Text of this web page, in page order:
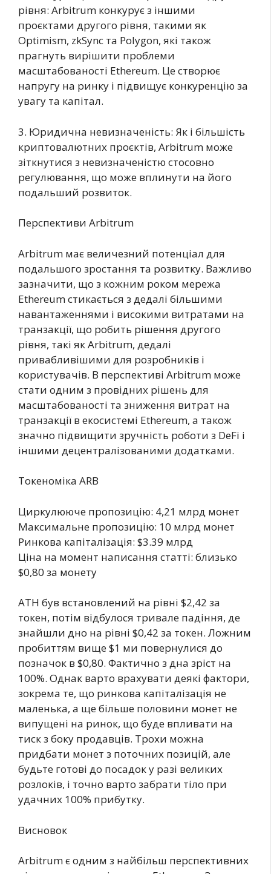
рівня: Arbitrum конкурує з іншими
проєктами другого рівня, такими як
Optimism, zkSync та Polygon, які також
прагнуть вирішити проблеми
масштабованості Ethereum. Це створює
напругу на ринку і підвищує конкуренцію за
увагу та капітал.
3. Юридична невизначеність: Як і більшість
криптовалютних проєктів, Arbitrum може
зіткнутися з невизначеністю стосовно
регулювання, що може вплинути на його
подальший розвиток.
Перспективи Arbitrum
Arbitrum має величезний потенціал для
подальшого зростання та розвитку. Важливо
зазначити, що з кожним роком мережа
Ethereum стикається з дедалі більшими
навантаженнями і високими витратами на
транзакції, що робить рішення другого
рівня, такі як Arbitrum, дедалі
привабливішими для розробників і
користувачів. В перспективі Arbitrum може
стати одним з провідних рішень для
масштабованості та зниження витрат на
транзакції в екосистемі Ethereum, а також
значно підвищити зручність роботи з DeFi і
іншими децентралізованими додатками.
Токеноміка ARB
Циркулююче пропозицію: 4,21 млрд монет
Максимальне пропозицію: 10 млрд монет
Ринкова капіталізація: $3.39 млрд
Ціна на момент написання статті: близько
$0,80 за монету
АТН був встановлений на рівні $2,42 за
токен, потім відбулося тривале падіння, де
знайшли дно на рівні $0,42 за токен. Ложним
пробиттям вище $1 ми повернулися до
позначок в $0,80. Фактично з дна зріст на
100%. Однак варто врахувати деякі фактори,
зокрема те, що ринкова капіталізація не
маленька, а ще більше половини монет не
випущені на ринок, що буде впливати на
тиск з боку продавців. Трохи можна
придбати монет з поточних позицій, але
будьте готові до посадок у разі великих
розлоків, і точно варто забрати тіло при
удачних 100% прибутку.
Висновок
Arbitrum є одним з найбільш перспективних